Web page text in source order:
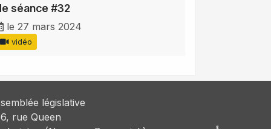
séance #32
le 27 mars 2024
vidéo
législative
rue Queen